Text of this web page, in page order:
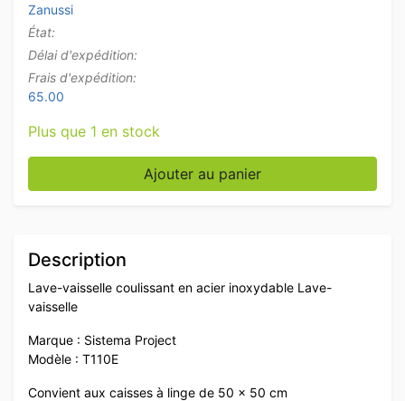
Zanussi
État:
Délai d'expédition:
Frais d'expédition:
65.00
Plus que 1 en stock
quantité de Acier inoxydable Sistema Project Lave-
Ajouter au panier
Description
Lave-vaisselle coulissant en acier inoxydable Lave-
vaisselle
Marque : Sistema Project
Modèle : T110E
Convient aux caisses à linge de 50 x 50 cm